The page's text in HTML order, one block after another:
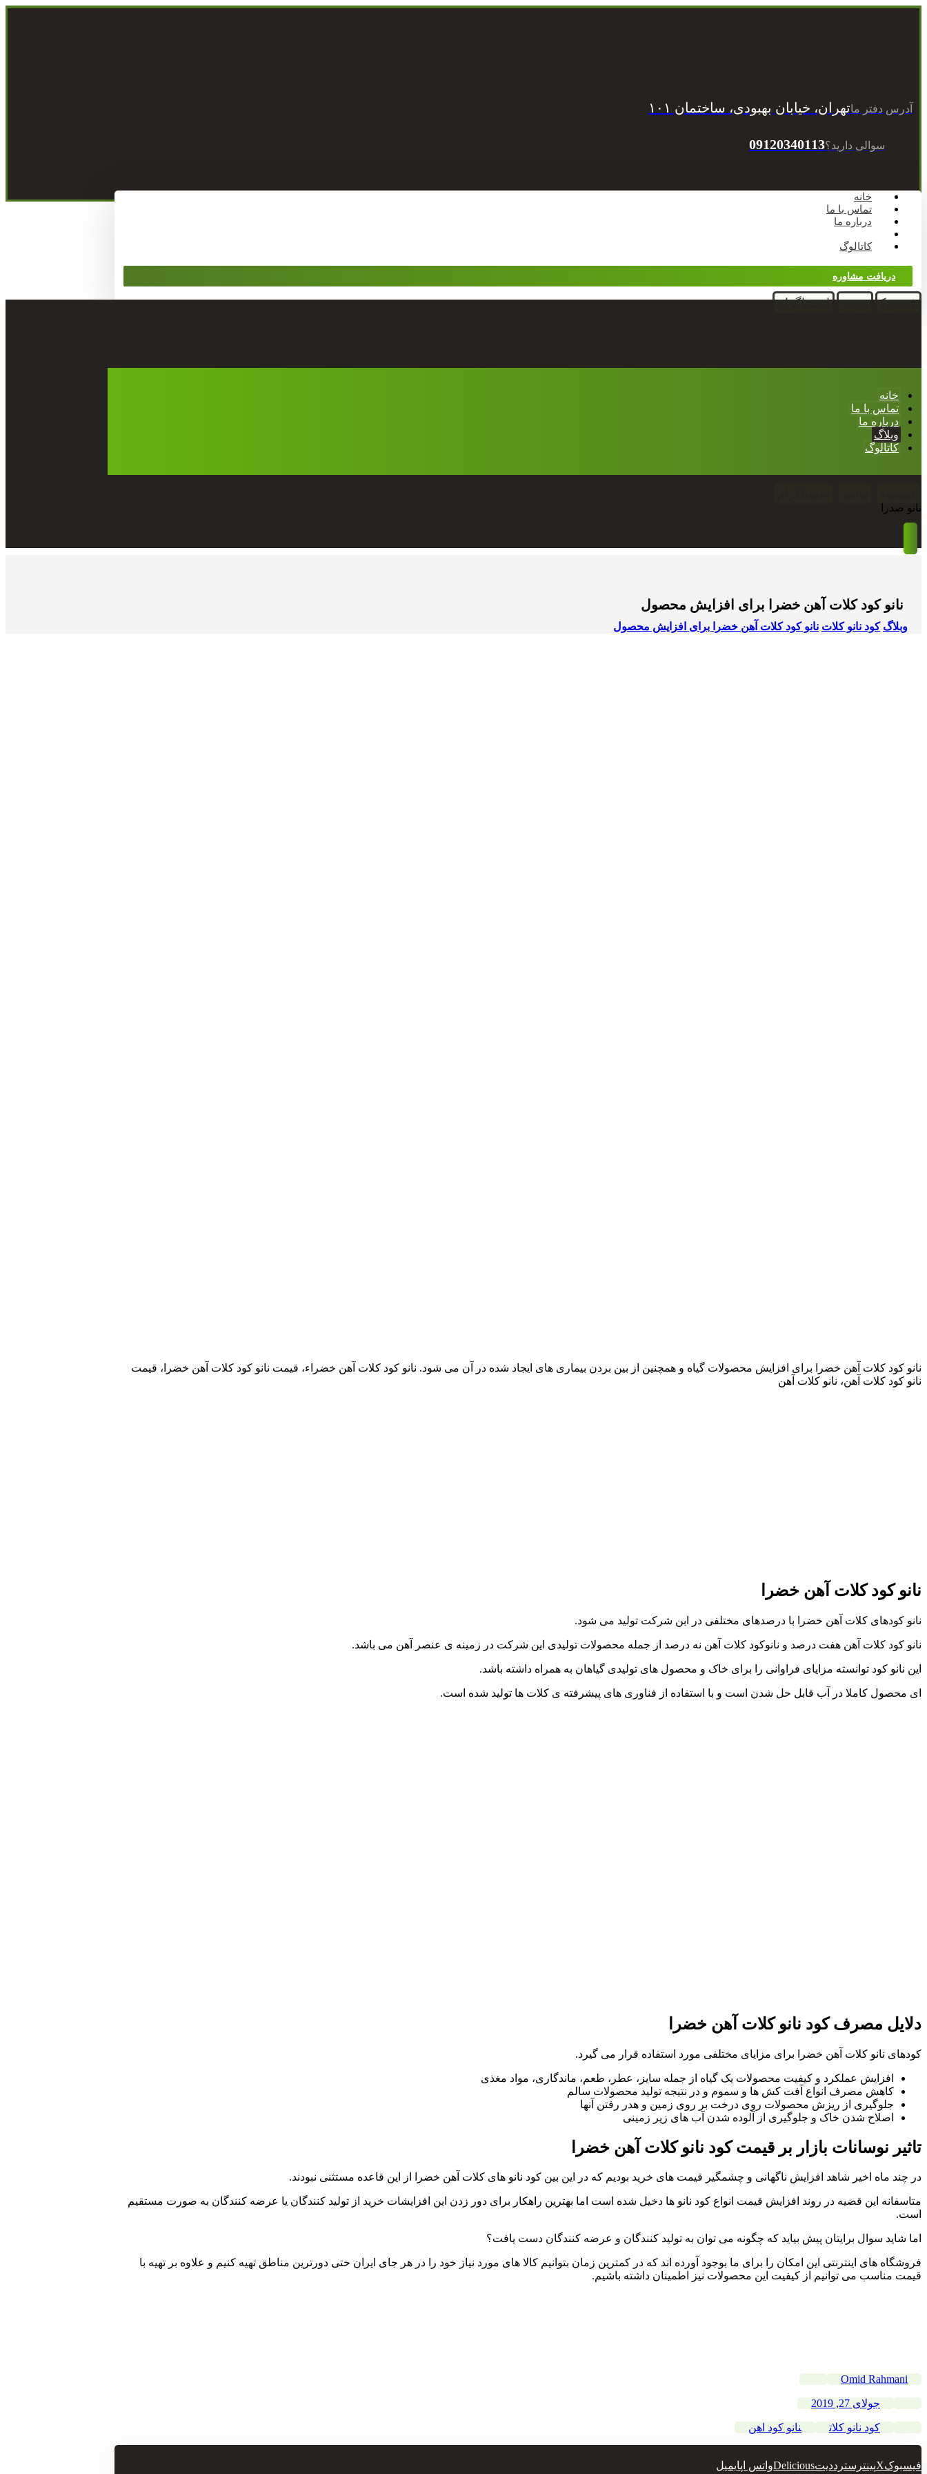
آدرس دفتر ماتهران، خیابان بهبودی، ساختمان ۱۰۱
سوالی دارید؟09120340113
خانه
تماس با ما
درباره ما
کاتالوگ
دریافت مشاوره
فیسبوک توئیتر اینستاگرام
خانه
تماس با ما
درباره ما
وبلاگ
کاتالوگ
نانو صدرا
نانو کود کلات آهن خضرا برای افزایش محصول
وبلاگ کود نانو کلات نانو کود کلات آهن خضرا برای افزایش محصول
نانو کود کلات آهن خضرا برای افزایش محصولات گیاه و همچنین از بین بردن بیماری های ایجاد شده در آن می شود. نانو کود کلات آهن خضراء، قیمت نانو کود کلات آهن خضرا، قیمت
نانو کود کلات آهن، نانو کلات آهن
نانو کود کلات آهن خضرا
نانو کودهای کلات آهن خضرا با درصدهای مختلفی در ابن شرکت تولید می شود.
نانو کود کلات آهن هفت درصد و نانوکود کلات آهن نه درصد از جمله محصولات تولیدی این شرکت در زمینه ی عنصر آهن می باشد.
این نانو کود توانسته مزایای فراوانی را برای خاک و محصول های تولیدی گیاهان به همراه داشته باشد.
ای محصول کاملا در آب قابل حل شدن است و با استفاده از فناوری های پیشرفته ی کلات ها تولید شده است.
دلایل مصرف کود نانو کلات آهن خضرا
کودهای نانو کلات آهن خضرا برای مزایای مختلفی مورد استفاده قرار می گیرد.
افزایش عملکرد و کیفیت محصولات یک گیاه از جمله سایز، عطر، طعم، ماندگاری، مواد مغذی
کاهش مصرف انواع آفت کش ها و سموم و در نتیجه تولید محصولات سالم
جلوگیری از ریزش محصولات روی درخت بر روی زمین و هدر رفتن آنها
اصلاح شدن خاک و جلوگیری از آلوده شدن آب های زیر زمینی
تاثیر نوسانات بازار بر قیمت کود نانو کلات آهن خضرا
در چند ماه اخیر شاهد افزایش ناگهانی و چشمگیر قیمت های خرید بودیم که در این بین کود نانو های کلات آهن خضرا از این قاعده مستثنی نبودند.
متاسفانه این قضیه در روند افزایش قیمت انواع کود نانو ها دخیل شده است اما بهترین راهکار برای دور زدن این افزایشات خرید از تولید کنندگان یا عرضه کنندگان به صورت مستقیم
است.
اما شاید سوال برایتان پیش بیاید که چگونه می توان به تولید کنندگان و عرضه کنندگان دست یافت؟
فروشگاه های اینترنتی این امکان را برای ما بوجود آورده اند که در کمترین زمان بتوانیم کالا های مورد نیاز خود را در هر جای ایران حتی دورترین مناطق تهیه کنیم و علاوه بر تهیه با
قیمت مناسب می توانیم از کیفیت این محصولات نیز اطمینان داشته باشیم.
Omid Rahmani
جولای 27, 2019
کود نانو کلات نانو کود اهن
فیسبوکXپینترسترددیتDeliciousواتس اپایمیل